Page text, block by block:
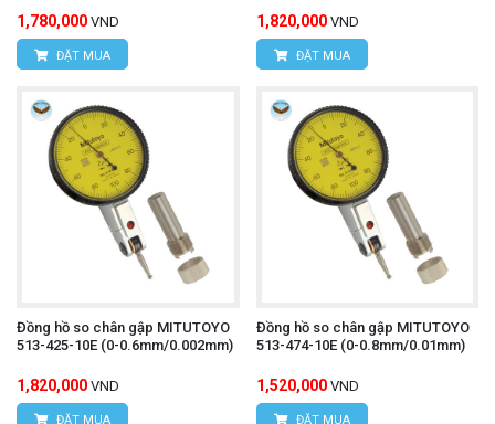
1,780,000 VND
ĐẶT MUA
1,820,000 VND
ĐẶT MUA
Đồng hồ so chân gập MITUTOYO
513-425-10E (0-0.6mm/0.002mm)
1,820,000 VND
ĐẶT MUA
Đồng hồ so chân gập MITUTOYO
513-474-10E (0-0.8mm/0.01mm)
1,520,000 VND
ĐẶT MUA